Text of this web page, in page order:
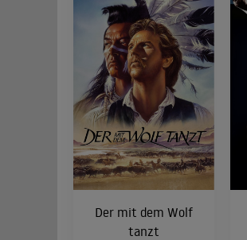
Der mit dem Wolf
tanzt